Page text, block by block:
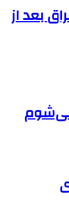
بعد از